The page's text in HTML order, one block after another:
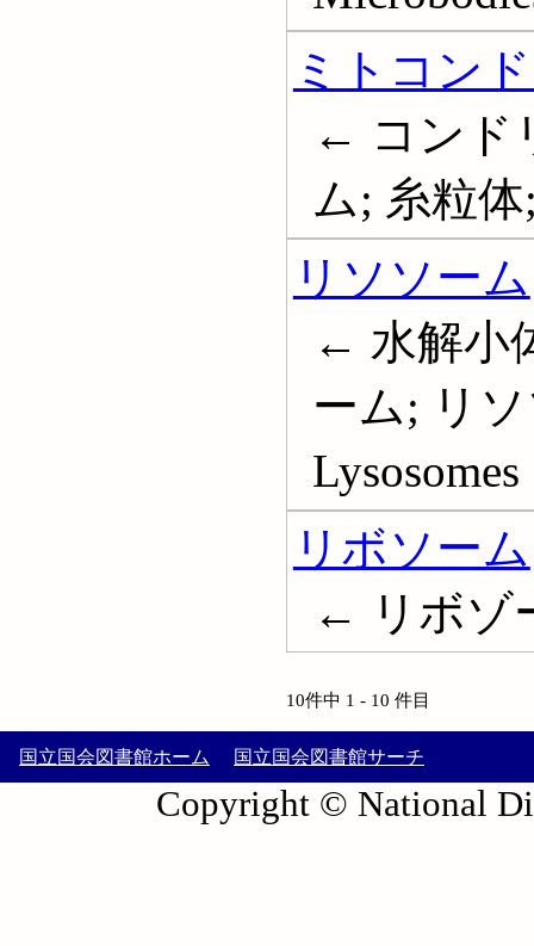
ミトコン
← コンド
ム; 糸粒
リソソーム
← 水解小
ーム; リ
Lysosomes
リボソーム
← リボゾ
10件中 1 - 10 件目
国立国会図書館ホーム 国立国会図書館サーチ
Copyright © National